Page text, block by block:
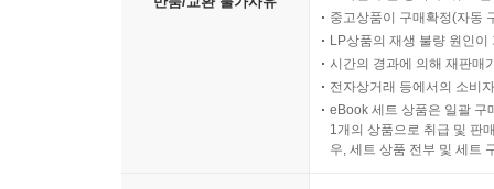
중고상품이 구매확정(자동
LP상품의 재생 불량 원인
시간의 경과에 의해 재판매
전자상거래 등에서의 소비
eBook 세트 상품은 일괄 구
1개의 상품으로 취급 및 판
우, 세트 상품 전부 및 세트